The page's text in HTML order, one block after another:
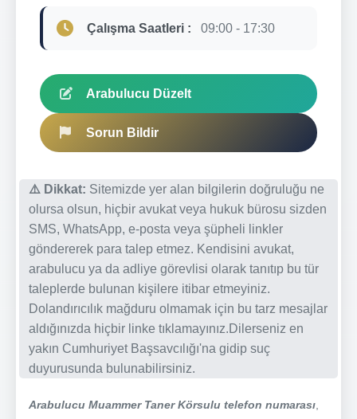
Çalışma Saatleri : 09:00 - 17:30
Arabulucu Düzelt
Sorun Bildir
⚠️ Dikkat: Sitemizde yer alan bilgilerin doğruluğu ne
olursa olsun, hiçbir avukat veya hukuk bürosu sizden
SMS, WhatsApp, e-posta veya şüpheli linkler
göndererek para talep etmez. Kendisini avukat,
arabulucu ya da adliye görevlisi olarak tanıtıp bu tür
taleplerde bulunan kişilere itibar etmeyiniz.
Dolandırıcılık mağduru olmamak için bu tarz mesajlar
aldığınızda hiçbir linke tıklamayınız.Dilerseniz en
yakın Cumhuriyet Başsavcılığı'na gidip suç
duyurusunda bulunabilirsiniz.
Arabulucu Muammer Taner Körsulu telefon numarası